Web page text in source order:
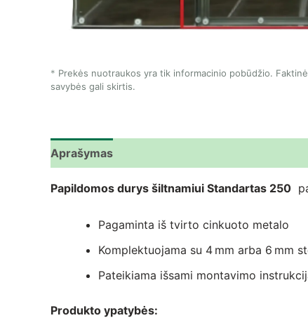
Prekės nuotraukos yra tik informacinio pobūdžio.
savybės gali skirtis.
Aprašymas
Papildomos durys šiltnamiui Standartas 250
Pagaminta iš tvirto cinkuoto metalo
Komplektuojama su 4 mm arba 6 mm
Pateikiama išsami montavimo
Produkto ypatybės: